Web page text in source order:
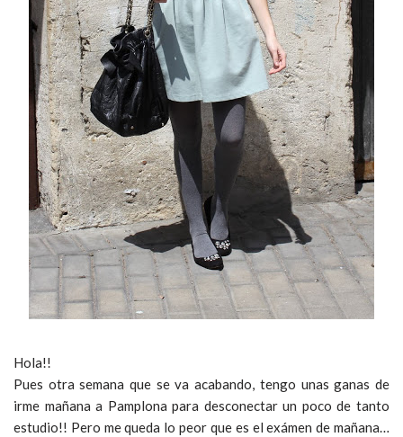
Hola!!
Pues otra semana que se va acabando, tengo unas ganas de
irme mañana a Pamplona para desconectar un poco de tanto
estudio!! Pero me queda lo peor que es el exámen de mañana…